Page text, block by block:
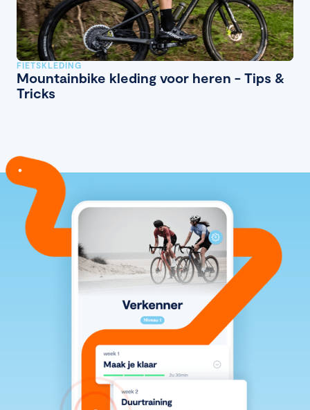
FIETSKLEDING
Mountainbike kleding voor heren - Tips &
Tricks